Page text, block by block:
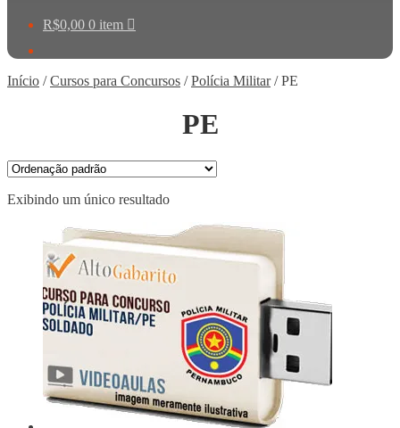
R$0,00 0 item
Início /Cursos para Concursos /Polícia Militar/PE
PE
Exibindo um único resultado